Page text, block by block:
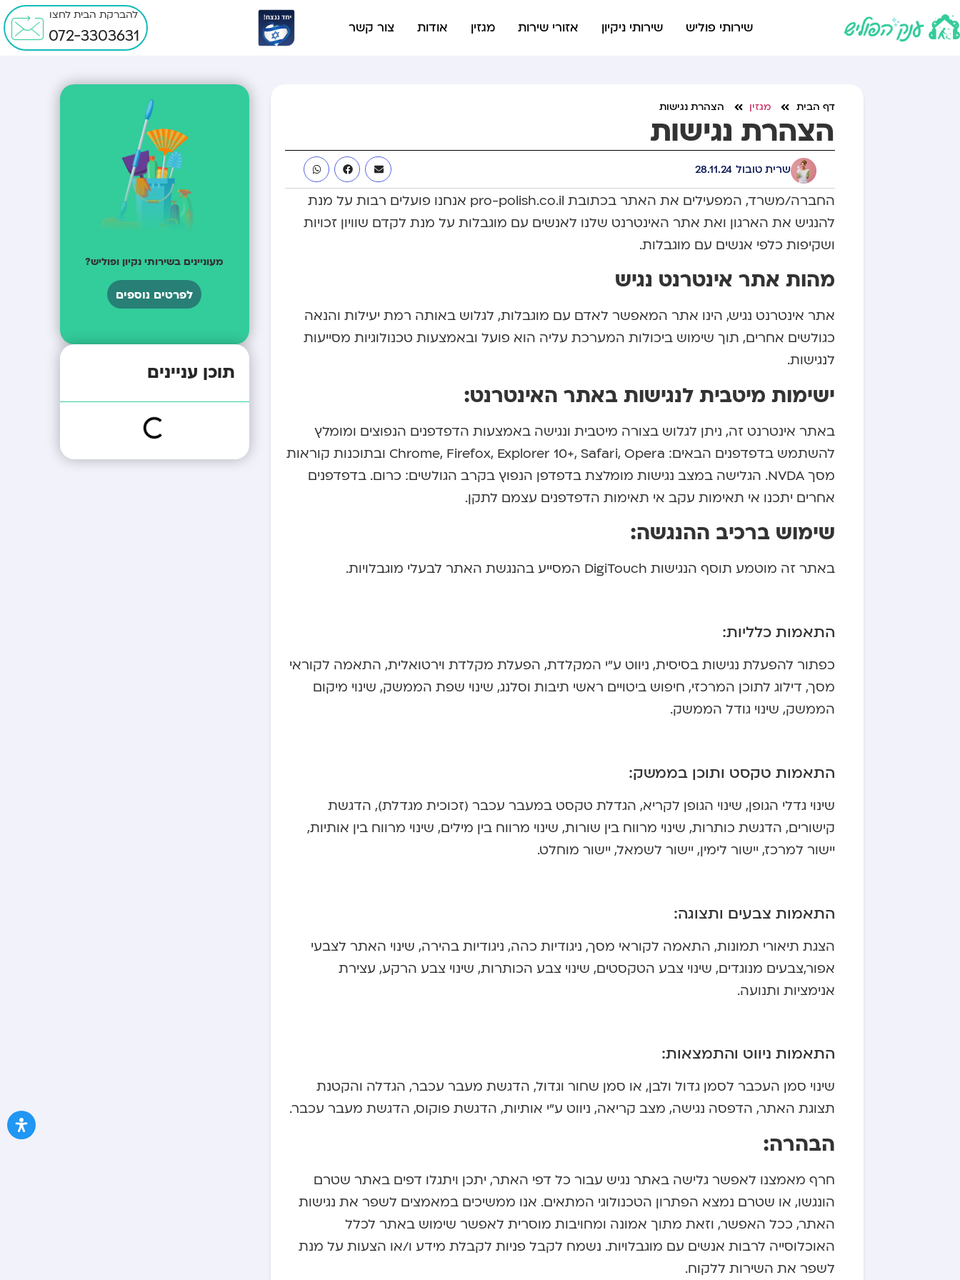
שירותי פוליש שירותי ניקיון אזורי שירות מגזין אודות צור קשר
להברקת הבית לחצו
072-3303631
דף הבית מגזין הצהרת נגישות
הצהרת נגישות
שרית טובול 28.11.24
החברה/משרד, המפעילים את האתר בכתובת pro-polish.co.il אנחנו פועלים רבות על מנת
להנגיש את הארגון ואת אתר האינטרנט שלנו לאנשים עם מוגבלות על מנת לקדם שוויון זכויות
ושקיפות כלפי אנשים עם מוגבלות.
מהות אתר אינטרנט נגיש
אתר אינטרנט נגיש, הינו אתר המאפשר לאדם עם מוגבלות, לגלוש באותה רמת יעילות והנאה
כגולשים אחרים, תוך שימוש ביכולות המערכת עליה הוא פועל ובאמצעות טכנולוגיות מסייעות
לנגישות.
ישימות מיטבית לנגישות באתר האינטרנט:
באתר אינטרנט זה, ניתן לגלוש בצורה מיטבית ונגישה באמצעות הדפדפנים הנפוצים ומומלץ
להשתמש בדפדפנים הבאים: Chrome, Firefox, Explorer 10+, Safari, Opera ובתוכנות קוראות
מסך NVDA. הגלישה במצב נגישות מומלצת בדפדפן הנפוץ בקרב הגולשים: כרום. בדפדפנים
אחרים יתכנו אי תאימות עקב אי תאימות הדפדפנים עצמם לתקן.
שימוש ברכיב ההנגשה:
באתר זה מוטמע תוסף הנגישות DigiTouch המסייע בהנגשת האתר לבעלי מוגבלויות.
התאמות כלליות:
כפתור להפעלת נגישות בסיסית, ניווט ע”י המקלדת, הפעלת מקלדת וירטואלית, התאמה לקוראי
מסך, דילוג לתוכן המרכזי, חיפוש ביטויים ראשי תיבות וסלנג, שינוי שפת הממשק, שינוי מיקום
הממשק, שינוי גודל הממשק.
התאמות טקסט ותוכן בממשק:
שינוי גדלי הגופן, שינוי הגופן לקריא, הגדלת טקסט במעבר עכבר (זכוכית מגדלת), הדגשת
קישורים, הדגשת כותרות, שינוי מרווח בין שורות, שינוי מרווח בין מילים, שינוי מרווח בין אותיות,
יישור למרכז, יישור לימין, יישור לשמאל, יישור מוחלט.
התאמות צבעים ותצוגה:
הצגת תיאורי תמונות, התאמה לקוראי מסך, ניגודיות כהה, ניגודיות בהירה, שינוי האתר לצבעי
אפור,צבעים מנוגדים, שינוי צבע הטקסטים, שינוי צבע הכותרות, שינוי צבע הרקע, עצירת
אנימציות ותנועה.
התאמות ניווט והתמצאות:
שינוי סמן העכבר לסמן גדול ולבן, או סמן שחור וגדול, הדגשת מעבר עכבר, הגדלה והקטנת
תצוגת האתר, הדפסה נגישה, מצב קריאה, ניווט ע”י אותיות, הדגשת פוקוס, הדגשת מעבר עכבר.
הבהרה:
חרף מאמצנו לאפשר גלישה באתר נגיש עבור כל דפי האתר, יתכן ויתגלו דפים באתר שטרם
הונגשו, או שטרם נמצא הפתרון הטכנולוגי המתאים. אנו ממשיכים במאמצים לשפר את נגישות
האתר, ככל האפשר, וזאת מתוך אמונה ומחויבות מוסרית לאפשר שימוש באתר לכלל
האוכלוסייה לרבות אנשים עם מוגבלויות. נשמח לקבל פניות לקבלת מידע ו/או הצעות על מנת
לשפר את השירות ללקוח.
מעוניינים בשירותי נקיון ופוליש?
לפרטים נוספים
תוכן עניינים